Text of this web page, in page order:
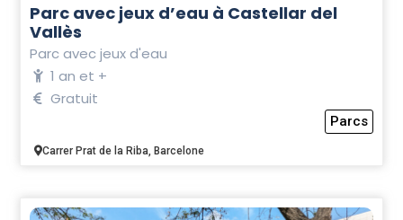
Parc avec jeux d’eau à Castellar del
Vallès
Parc avec jeux d'eau
1 an et +
Gratuit
Parcs
Carrer Prat de la Riba, Barcelone